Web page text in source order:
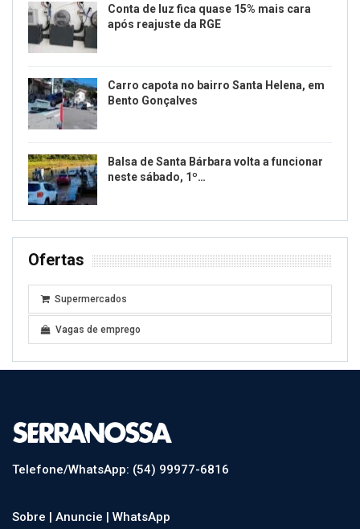
Conta de luz fica quase 15% mais cara
após reajuste da RGE
Carro capota no bairro Santa Helena, em
Bento Gonçalves
Balsa de Santa Bárbara volta a funcionar
neste sábado, 1º…
Ofertas
Supermercados
Vagas de emprego
Telefone/WhatsApp: (54) 99977-6816
Sobre | Anuncie | WhatsApp